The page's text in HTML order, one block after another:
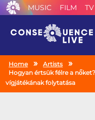
MUSIC FILM TV
Home
Artists
Hogyan értsük félre a
vígjátékának folytatása